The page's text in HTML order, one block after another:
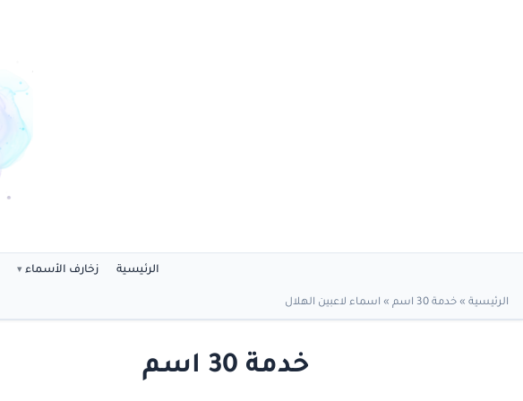
الرئيسية زخارف الأسماء
الرئيسية » خدمة 30 اسم » اسماء لاعبين الهلال
خدمة 30 اسم